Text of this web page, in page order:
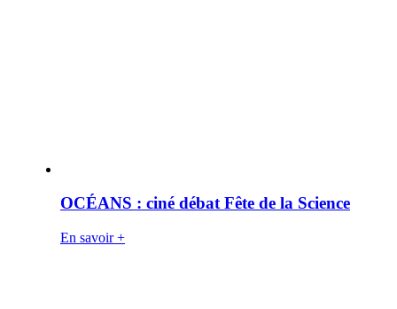
OCÉANS : ciné débat Fête de la Science
En savoir +